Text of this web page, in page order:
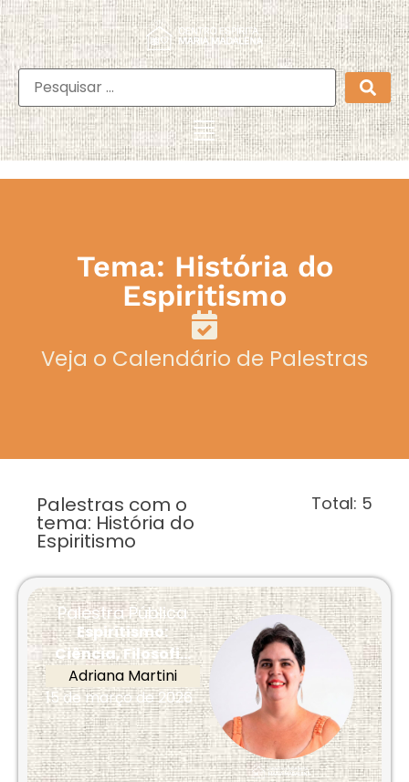
Tema: História do
Espiritismo
Veja o Calendário de Palestras
Palestras com o
tema: História do
Espiritismo
Total: 5
Palestra Pública
Espiritismo:
Ciência, Filosofi...
Adriana Martini
15 de março de 2026